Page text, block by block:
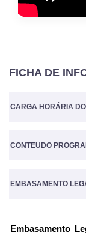
FICHA DE
CARGA HORÁRIA
CONTEUDO
CONCEITOS E
- PROJECT-
EMBASAMENTO
Embasamento